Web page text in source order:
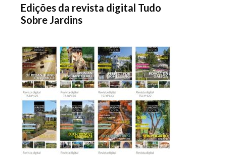
Edições da revista digital Tudo
Sobre Jardins